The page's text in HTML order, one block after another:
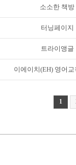
소소한 책방
터닝페이지
트라이앵글
이에이치(EH) 영어
1